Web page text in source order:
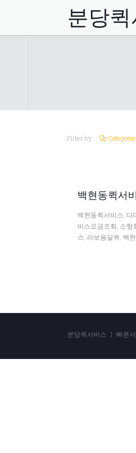
분당
Filter by
백현동퀵서
백현동퀵서비스, 다
비스요금조회, 소
스, 라보용달퀵, 백
분당퀵서비스 ㅣ 빠른